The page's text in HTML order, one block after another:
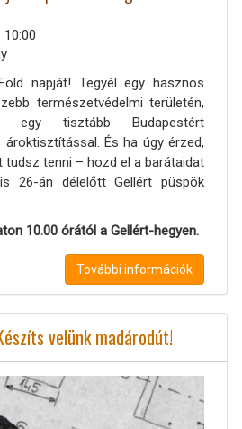
10:00
napját! Tegyél egy hasznos
természetvédelmi területén,
tisztább Budapestért
És ha úgy érzed,
tudsz tenni – hozd el a barátaidat
26-án délelőtt Gellért püspök
10.00 órától a Gellért-hegyen.
További információk
velünk madárodút!